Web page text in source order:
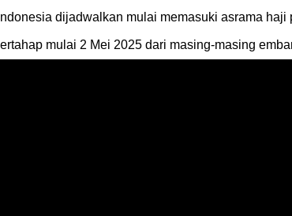
dijadwalkan mulai memasuki asrama haji
mulai 2 Mei 2025 dari masing-masing